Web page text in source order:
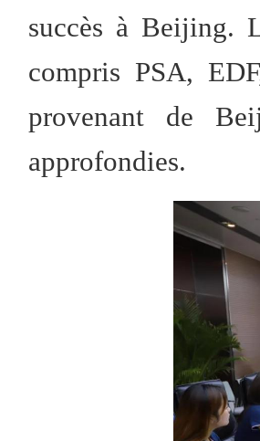
succès à Beijing.
compris PSA,
provenant de
approfondies.